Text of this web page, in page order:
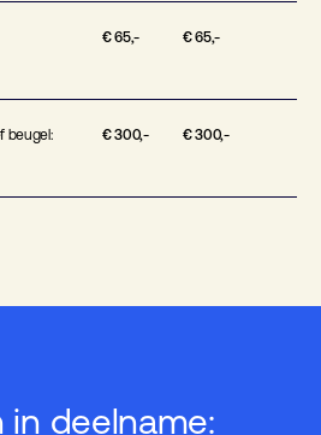
€ 65,- € 65,-
beugel:
€ 300,- € 300,-
in deelname: